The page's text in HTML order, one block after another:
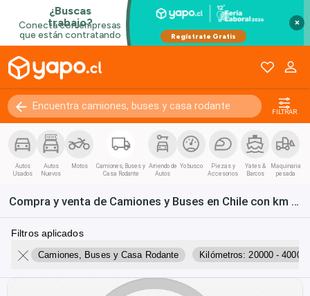
×
FILTRAR
Autos
Usados
Autos
Nuevos
Motos
Camiones, Buses y
Casa Rodante
Arriendo de
Autos
Yo busco
Piezas y
Accesorios
Yates &
Barcos
Maquinaria
pesada
Compra y venta de Camiones y Buses en Chile con km como mucho
Filtros aplicados
Camiones, Buses y Casa Rodante Kilómetros: 20000 - 40000